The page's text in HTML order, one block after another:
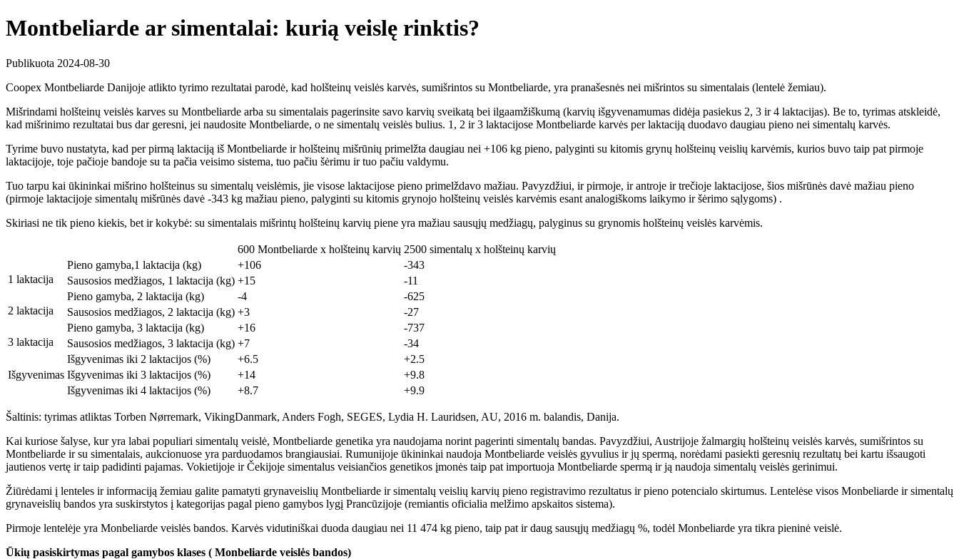
Montbeliarde ar simentalai: kurią veislę rinktis?
Publikuota 2024-08-30
Coopex Montbeliarde Danijoje atlikto tyrimo rezultatai parodė, kad holšteinų veislės karvės, sumišrintos su Montbeliarde, yra pranašesnės nei mišrintos su simentalais (lentelė žemiau).
Mišrindami holšteinų veislės karves su Montbeliarde arba su simentalais pagerinsite savo karvių sveikatą bei ilgaamžiškumą (karvių išgyvenamumas didėja pasiekus 2, 3 ir 4 laktacijas). Be to, tyrimas atskleidė,
kad mišrinimo rezultatai bus dar geresni, jei naudosite Montbeliarde, o ne simentalų veislės bulius. 1, 2 ir 3 laktacijose Montbeliarde karvės per laktaciją duodavo daugiau pieno nei simentalų karvės.
Tyrime buvo nustatyta, kad per pirmą laktaciją iš Montbeliarde ir holšteinų mišrūnių primelžta daugiau nei +106 kg pieno, palyginti su kitomis grynų holšteinų veislių karvėmis, kurios buvo taip pat pirmoje
laktacijoje, toje pačioje bandoje su ta pačia veisimo sistema, tuo pačiu šėrimu ir tuo pačiu valdymu.
Tuo tarpu kai ūkininkai mišrino holšteinus su simentalų veislėmis, jie visose laktacijose pieno primelždavo mažiau. Pavyzdžiui, ir pirmoje, ir antroje ir trečioje laktacijose, šios mišrūnės davė mažiau pieno
(pirmoje laktacijoje simentalų mišrūnės davė -343 kg mažiau pieno, palyginti su kitomis grynojo holšteinų veislės karvėmis esant analogiškoms laikymo ir šėrimo sąlygoms) .
Skiriasi ne tik pieno kiekis, bet ir kokybė: su simentalais mišrintų holšteinų karvių piene yra mažiau sausųjų medžiagų, palyginus su grynomis holšteinų veislės karvėmis.
600 Montbeliarde x holšteinų karvių 2500 simentalų x holšteinų karvių
1 laktacija
Pieno gamyba,1 laktacija (kg) +106
-343
Sausosios medžiagos, 1 laktacija (kg) +15 -11
2 laktacija
Pieno gamyba, 2 laktacija (kg) -4
-625
Sausosios medžiagos, 2 laktacija (kg) +3 -27
3 laktacija
Pieno gamyba, 3 laktacija (kg) +16
-737
Sausosios medžiagos, 3 laktacija (kg) +7 -34
Išgyvenimas
Išgyvenimas iki 2 laktacijos (%) +6.5
+2.5
Išgyvenimas iki 3 laktacijos (%)
+14
+9.8
Išgyvenimas iki 4 laktacijos (%)
+8.7 +9.9
Šaltinis: tyrimas atliktas Torben Nørremark, VikingDanmark, Anders Fogh, SEGES, Lydia H. Lauridsen, AU, 2016 m. balandis, Danija.
Kai kuriose šalyse, kur yra labai populiari simentalų veislė, Montbeliarde genetika yra naudojama norint pagerinti simentalų bandas. Pavyzdžiui, Austrijoje žalmargių holšteinų veislės karvės, sumišrintos su
Montbeliarde ir su simentalais, aukcionuose yra parduodamos brangiausiai. Rumunijoje ūkininkai naudoja Montbeliarde veislės gyvulius ir jų spermą, norėdami pasiekti geresnių rezultatų bei kartu išsaugoti
jautienos vertę ir taip padidinti pajamas. Vokietijoje ir Čekijoje simentalus veisiančios genetikos įmonės taip pat importuoja Montbeliarde spermą ir ją naudoja simentalų veislės gerinimui.
Žiūrėdami į lenteles ir informaciją žemiau galite pamatyti grynaveislių Montbeliarde ir simentalų veislių karvių pieno registravimo rezultatus ir pieno potencialo skirtumus. Lentelėse visos Monbeliarde ir simentalų
grynaveislių bandos yra suskirstytos į kategorijas pagal pieno gamybos lygį Prancūzijoje (remiantis oficialia melžimo apskaitos sistema).
Pirmoje lentelėje yra Monbeliarde veislės bandos. Karvės vidutiniškai duoda daugiau nei 11 474 kg pieno, taip pat ir daug sausųjų medžiagų %, todėl Monbeliarde yra tikra pieninė veislė.
Ūkių pasiskirtymas pagal gamybos klases ( Monbeliarde veislės bandos)